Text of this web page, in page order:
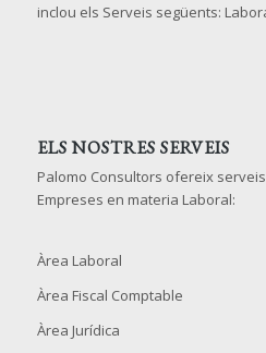
inclou els Serveis següents:
ELS NOSTRES SERVEIS
Palomo Consultors ofereix
Empreses en materia Laboral:
Àrea Laboral
Àrea Fiscal Comptable
Àrea Jurídica